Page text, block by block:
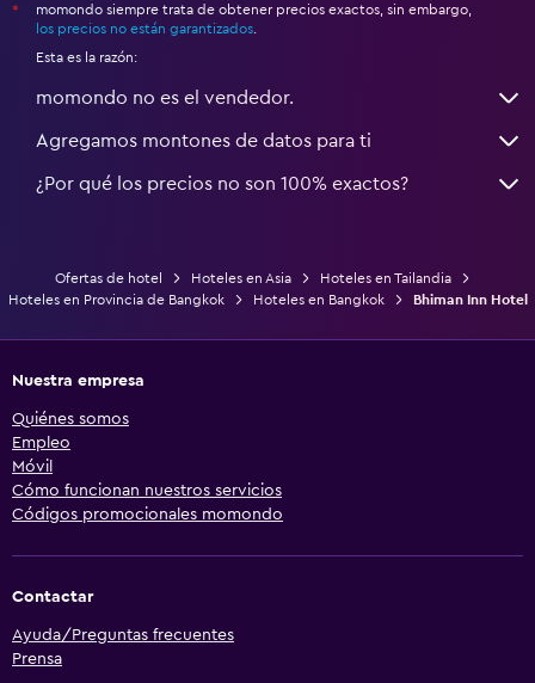
*
momondo siempre trata de obtener precios exactos, sin embargo,
los precios no están garantizados
Esta es la razón:
momondo no es el vendedor.
Agregamos montones de datos para ti
¿Por qué los precios no son 100% exactos?
Ofertas de hotel Hoteles en Asia
Hoteles en Tailandia
Hoteles en Provincia de Bangkok
Hoteles en Bangkok Bhiman Inn Hotel
Nuestra empresa
Quiénes somos
Empleo
Móvil
Cómo funcionan nuestros servicios
Códigos promocionales momondo
Contactar
Ayuda/Preguntas frecuentes
Prensa